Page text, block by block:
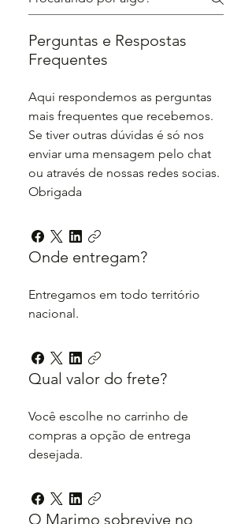
Perguntas e Respostas
Frequentes
Aqui respondemos as perguntas
mais frequentes que recebemos.
Se tiver outras dúvidas é só nos
enviar uma mensagem pelo chat
ou através de nossas redes socias.
Obrigada
Onde entregam?
Entregamos em todo território
nacional.
Qual valor do frete?
Você escolhe no carrinho de
compras a opção de entrega
desejada.
O Marimo sobrevive no